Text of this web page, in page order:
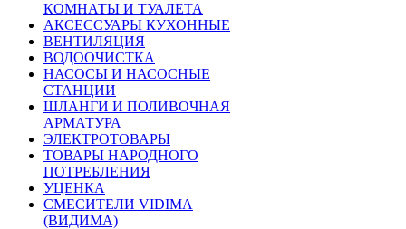
КОМНАТЫ И ТУАЛЕТА
АКСЕССУАРЫ КУХОННЫЕ
ВЕНТИЛЯЦИЯ
ВОДООЧИСТКА
НАСОСЫ И НАСОСНЫЕ
СТАНЦИИ
ШЛАНГИ И ПОЛИВОЧНАЯ
АРМАТУРА
ЭЛЕКТРОТОВАРЫ
ТОВАРЫ НАРОДНОГО
ПОТРЕБЛЕНИЯ
УЦЕНКА
СМЕСИТЕЛИ VIDIMA
(ВИДИМА)